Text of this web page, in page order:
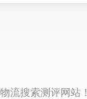
流搜索测评网站！